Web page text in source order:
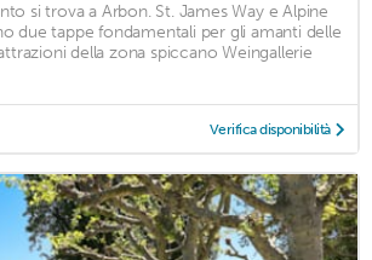
si trova a Arbon. St. James Way e Alpine
due tappe fondamentali per gli amanti delle
della zona spiccano Weingallerie
Verifica disponibilità